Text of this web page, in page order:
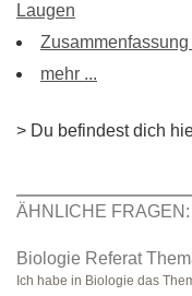
Laugen
mehr ...
> Du befindest dich
ÄHNLICHE FRAGEN:
Biologie Referat
Ich habe in Biologie das